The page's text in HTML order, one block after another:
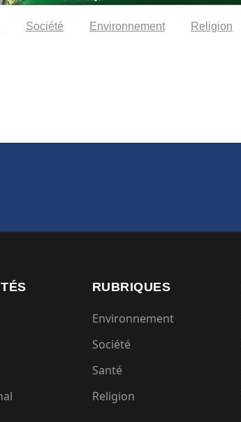
Société Environnement Religion
RUBRIQUES
Environnement
Société
Santé
Religion